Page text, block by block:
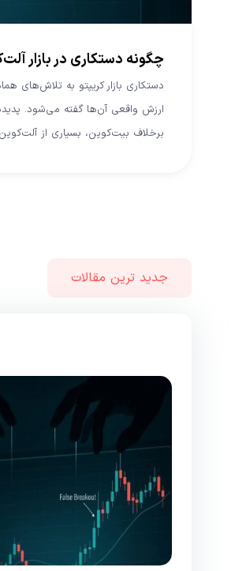
چگونه دستکاری در بازار
دستکاری بازار کریپتو به تلاش‌های
ارزش واقعی آن‌ها گفته می‌شود.
برخلاف بیت‌کوین، بسیاری از
جدید ترین مقالات